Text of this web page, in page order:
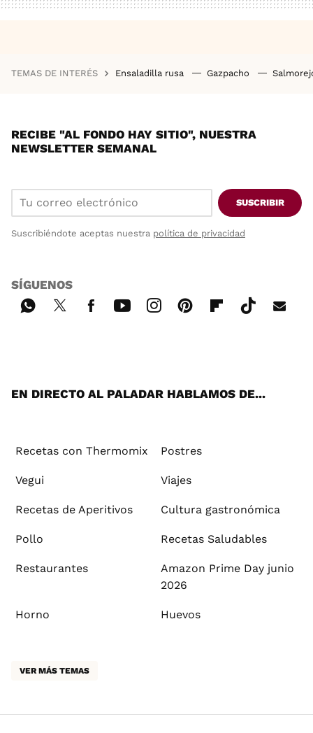
TEMAS DE INTERÉS Ensaladilla rusa Gazpacho
RECIBE "AL FONDO HAY SITIO", NUESTRA
NEWSLETTER SEMANAL
SUSCRIBIR
Suscribiéndote aceptas nuestra política de privacidad
SÍGUENOS
EN DIRECTO AL PALADAR HABLAMOS DE...
Recetas con Thermomix Postres
Vegui Viajes
Recetas de Aperitivos Cultura gastronómica
Pollo Recetas Saludables
Restaurantes
Amazon Prime Day junio
2026
Horno Huevos
VER MÁS TEMAS